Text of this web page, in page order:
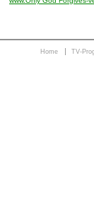
Home TV-